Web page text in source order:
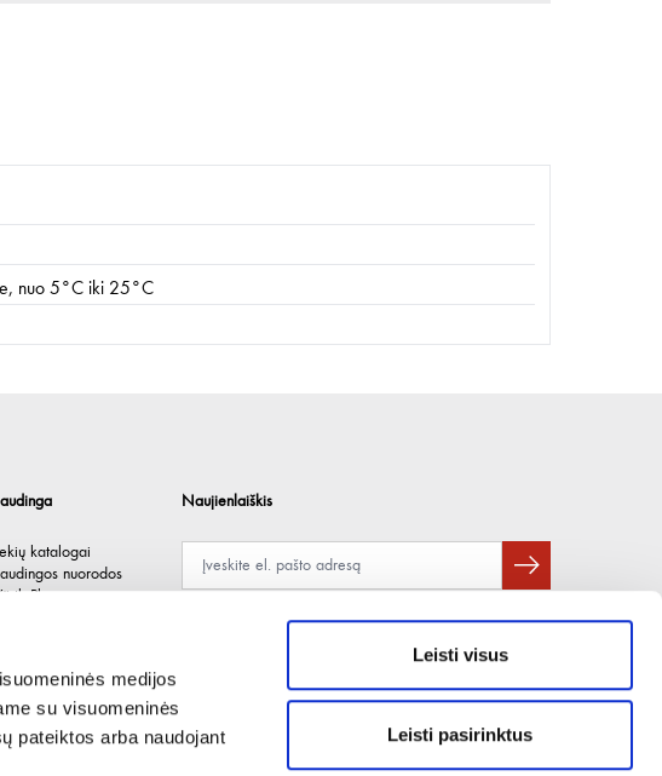
medijos
su visuomeninės
pateiktos arba naudojant
Leisti visus
Leisti pasirinktus
nuo 5°C iki 25°C
katalogai
nuorodos
Plus
Naujienlaiškis
Pateikdami el. paštą sutinkate gauti tiesioginę rinkodarą.